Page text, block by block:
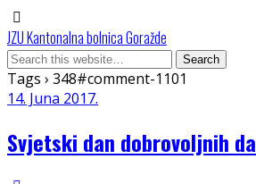
JZU Kantonalna bolnica Goražde
Tags › 348#comment-1101
14. Juna 2017.
Svjetski dan dobrovoljnih